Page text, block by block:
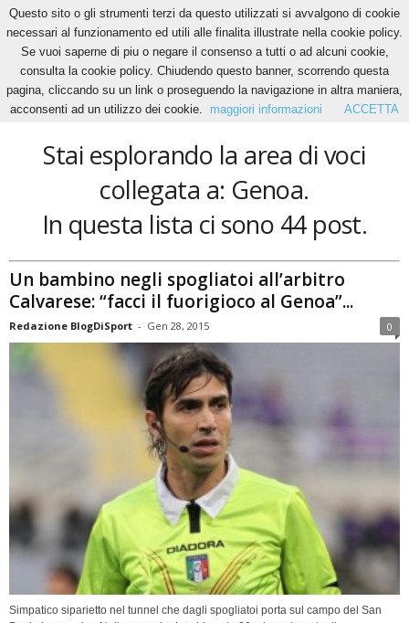
Home Tags Genoa
Genoa
Stai esplorando la area di voci
collegata a: Genoa.
In questa lista ci sono 44 post.
Un bambino negli spogliatoi all’arbitro
Calvarese: “facci il fuorigioco al Genoa”...
Redazione BlogDiSport - Gen 28, 2015 0
Simpatico siparietto nel tunnel che dagli spogliatoi porta sul campo del San
Questo sito o gli strumenti terzi da questo utilizzati si avvalgono di cookie
necessari al funzionamento ed utili alle finalita illustrate nella cookie policy.
Se vuoi saperne di piu o negare il consenso a tutti o ad alcuni cookie,
consulta la cookie policy. Chiudendo questo banner, scorrendo questa
pagina, cliccando su un link o proseguendo la navigazione in altra maniera,
acconsenti ad un utilizzo dei cookie.
maggiori informazioni ACCETTA